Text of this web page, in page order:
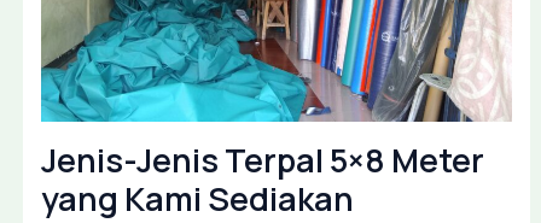
Jenis-Jenis Terpal 5×8 Meter
yang Kami Sediakan